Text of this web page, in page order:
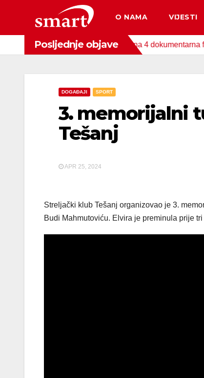
content
O NAMA VIJESTI
Posljednje objave
za zaštitu okoliša snimljena 4 dokumentarna filma o
DOGAĐAJI SPORT
3. memorijalni
Tešanj
APR 25, 2024
Streljački klub Tešanj organizovao je 3.
Budi Mahmutoviću. Elvira je preminula prije